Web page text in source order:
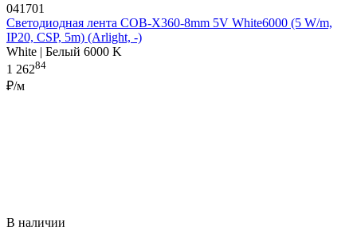
041701
Светодиодная лента COB-X360-8mm 5V White6000 (5 W/m,
IP20, CSP, 5m) (Arlight, -)
White | Белый 6000 K
1 26284
₽/м
В наличии